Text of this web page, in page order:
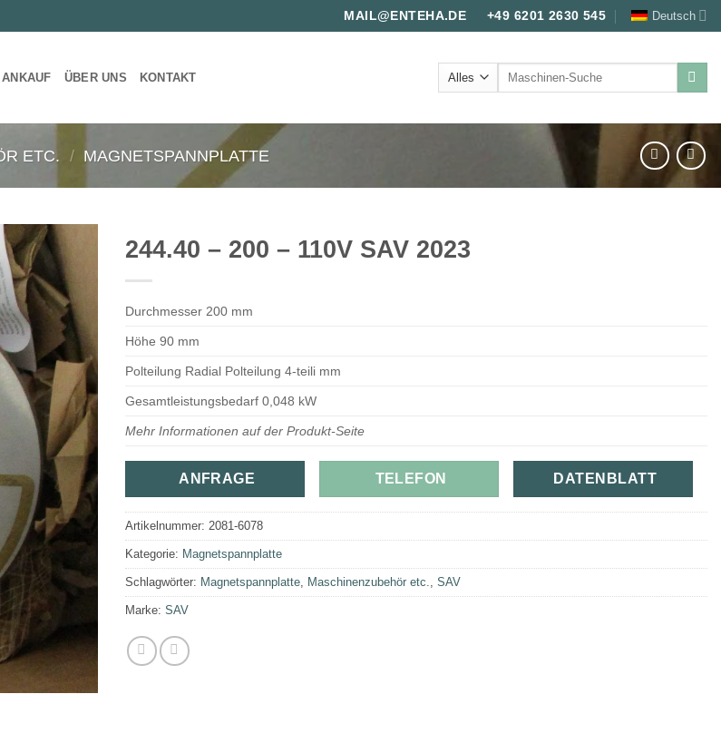
MAIL@ENTEHA.DE +49 6201 2630 545 Deutsch
ANKAUF ÜBER UNS KONTAKT
Suche
ETC. / MAGNETSPANNPLATTE
244.40 – 200 – 110V SAV 2023
Durchmesser 200 mm
Höhe 90 mm
Polteilung Radial Polteilung 4-teili mm
Gesamtleistungsbedarf 0,048 kW
Mehr Informationen auf der Produkt-Seite
ANFRAGE TELEFON DATENBLATT
Artikelnummer: 2081-6078
Kategorie: Magnetspannplatte
Schlagwörter: Magnetspannplatte Maschinenzubehör etc. SAV
Marke: SAV